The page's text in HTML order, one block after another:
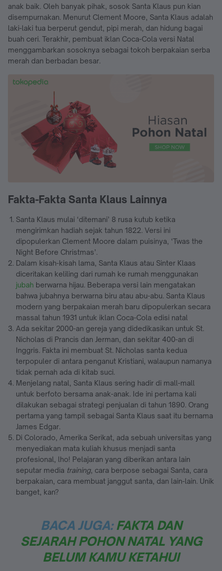
anak baik. Oleh banyak pihak, sosok Santa Klaus pun kian
disempurnakan. Menurut Clement Moore, Santa Klaus adalah
laki-laki tua berperut gendut, pipi merah, dan hidung bagai
buah ceri. Terakhir, pembuat iklan Coca-Cola versi Natal
menggambarkan sosoknya sebagai tokoh berpakaian serba
merah dan berbadan besar.
Fakta-Fakta Santa Klaus Lainnya
Santa Klaus mulai ‘ditemani’ 8 rusa kutub ketika
mengirimkan hadiah sejak tahun 1822. Versi ini
dipopulerkan Clement Moore dalam puisinya, ‘Twas the
Night Before Christmas’.
Dalam kisah-kisah lama, Santa Klaus atau Sinter Klaas
diceritakan keliling dari rumah ke rumah menggunakan
jubah berwarna hijau. Beberapa versi lain mengatakan
bahwa jubahnya berwarna biru atau abu-abu. Santa Klaus
modern yang berpakaian merah baru dipopulerkan secara
massal tahun 1931 untuk iklan Coca-Cola edisi natal
Ada sekitar 2000-an gereja yang didedikasikan untuk St.
Nicholas di Prancis dan Jerman, dan sekitar 400-an di
Inggris. Fakta ini membuat St. Nicholas santa kedua
terpopuler di antara penganut Kristiani, walaupun namanya
tidak pernah ada di kitab suci.
Menjelang natal, Santa Klaus sering hadir di mall-mall
untuk berfoto bersama anak-anak. Ide ini pertama kali
dilakukan sebagai strategi penjualan di tahun 1890. Orang
pertama yang tampil sebagai Santa Klaus saat itu bernama
James Edgar.
Di Colorado, Amerika Serikat, ada sebuah universitas yang
menyediakan mata kuliah khusus menjadi santa
profesional, lho! Pelajaran yang diberikan antara lain
seputar media training, cara berpose sebagai Santa, cara
berpakaian, cara membuat janggut santa, dan lain-lain. Unik
banget, kan?
BACA JUGA: FAKTA DAN
SEJARAH POHON NATAL YANG
BELUM KAMU KETAHUI